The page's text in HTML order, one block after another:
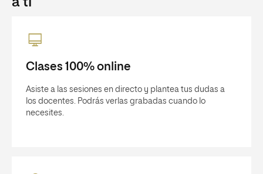
Clases 100% online
Asiste a las sesiones en directo y plantea tus dudas a
los docentes. Podrás verlas grabadas cuando lo
necesites.